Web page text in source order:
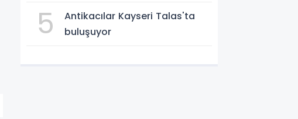
5
Antikacılar Kayseri Talas'ta
buluşuyor